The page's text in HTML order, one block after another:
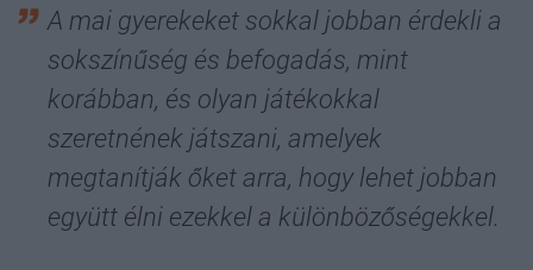
A mai gyerekeket sokkal jobban érdekli a
sokszínűség és befogadás, mint
korábban, és olyan játékokkal
szeretnének játszani, amelyek
megtanítják őket arra, hogy lehet jobban
együtt élni ezekkel a különbözőségekkel.